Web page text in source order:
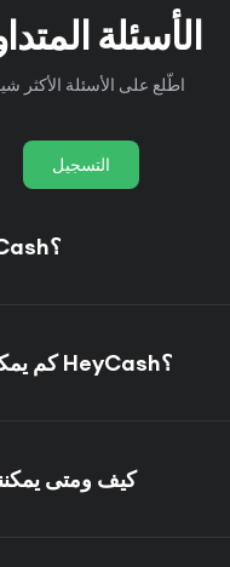
الأسئلة
اطّلع على الأسئلة الأكثر
التسجيل
كيف أبدأ مع HeyCash؟
كم يمكنني أن أكسب من HeyCash؟
كيف ومتى